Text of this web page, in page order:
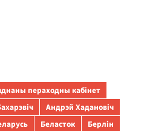
пераходны кабінет
Андрэй Хадановіч
Беласток
Берлін